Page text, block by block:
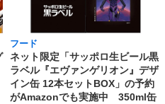
フード
ネット限定「サッポロ生ビール黒
ラベル『エヴァンゲリオン』デザ
イン缶 12本セットBOX」の予約
がAmazonでも実施中 350ml缶